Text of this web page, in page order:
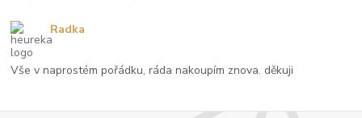
Vše v naprostém pořádku, ráda nakoupím znova. děkuji
Radka